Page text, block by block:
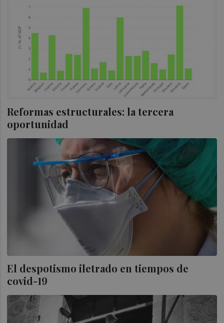
Reformas estructurales: la tercera
oportunidad
El despotismo iletrado en tiempos de
covid-19